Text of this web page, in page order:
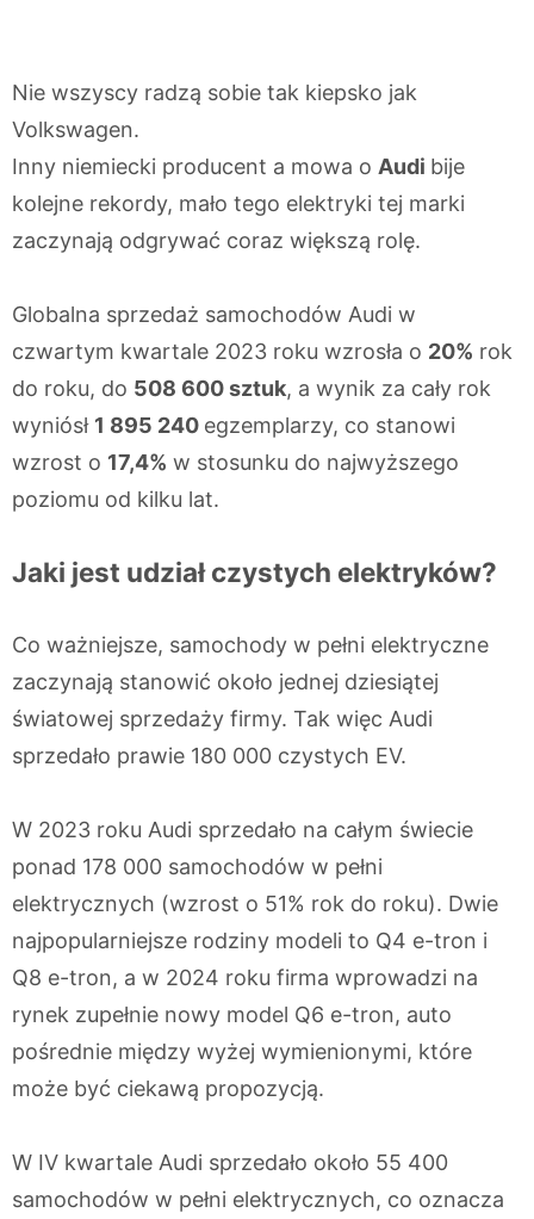
Nie wszyscy radzą sobie tak kiepsko jak
Volkswagen.
Inny niemiecki producent a mowa o Audi bije
kolejne rekordy, mało tego elektryki tej marki
zaczynają odgrywać coraz większą rolę.
Globalna sprzedaż samochodów Audi w
czwartym kwartale 2023 roku wzrosła o 20% rok
do roku, do 508 600 sztuk, a wynik za cały rok
wyniósł 1 895 240 egzemplarzy, co stanowi
wzrost o 17,4% w stosunku do najwyższego
poziomu od kilku lat.
Jaki jest udział czystych elektryków?
Co ważniejsze, samochody w pełni elektryczne
zaczynają stanowić około jednej dziesiątej
światowej sprzedaży firmy. Tak więc Audi
sprzedało prawie 180 000 czystych EV.
W 2023 roku Audi sprzedało na całym świecie
ponad 178 000 samochodów w pełni
elektrycznych (wzrost o 51% rok do roku). Dwie
najpopularniejsze rodziny modeli to Q4 e-tron i
Q8 e-tron, a w 2024 roku firma wprowadzi na
rynek zupełnie nowy model Q6 e-tron, auto
pośrednie między wyżej wymienionymi, które
może być ciekawą propozycją.
W IV kwartale Audi sprzedało około 55 400
samochodów w pełni elektrycznych, co oznacza